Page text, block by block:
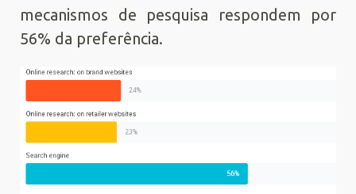
mecanismos de pesquisa respondem por
56% da preferência.